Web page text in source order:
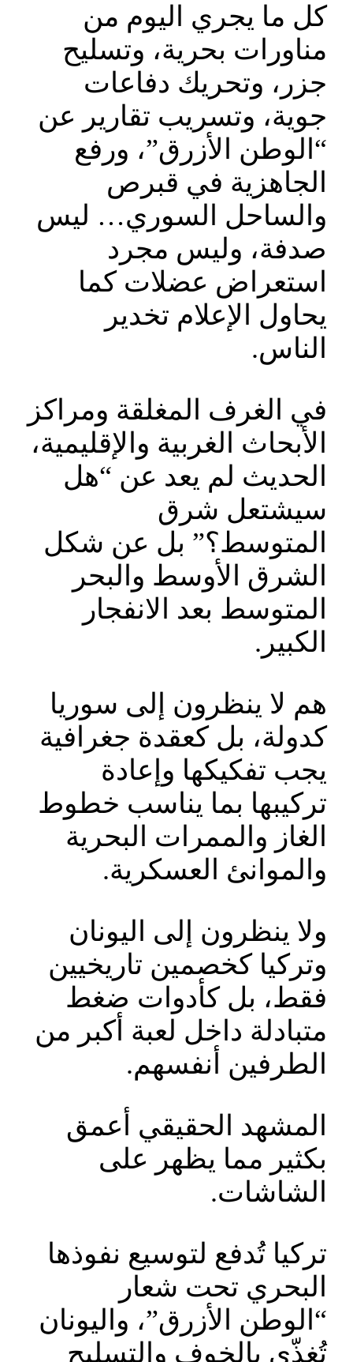
كل ما يجري اليوم من
مناورات بحرية، وتسليح
جزر، وتحريك دفاعات
جوية، وتسريب تقارير عن
“الوطن الأزرق”، ورفع
الجاهزية في قبرص
والساحل السوري… ليس
صدفة، وليس مجرد
استعراض عضلات كما
يحاول الإعلام تخدير
الناس.
في الغرف المغلقة ومراكز
الأبحاث الغربية والإقليمية،
الحديث لم يعد عن “هل
سيشتعل شرق
المتوسط؟” بل عن شكل
الشرق الأوسط والبحر
المتوسط بعد الانفجار
الكبير.
هم لا ينظرون إلى سوريا
كدولة، بل كعقدة جغرافية
يجب تفكيكها وإعادة
تركيبها بما يناسب خطوط
الغاز والممرات البحرية
والموانئ العسكرية.
ولا ينظرون إلى اليونان
وتركيا كخصمين تاريخيين
فقط، بل كأدوات ضغط
متبادلة داخل لعبة أكبر من
الطرفين أنفسهم.
المشهد الحقيقي أعمق
بكثير مما يظهر على
الشاشات.
تركيا تُدفع لتوسيع نفوذها
البحري تحت شعار
“الوطن الأزرق”، واليونان
تُغذّى بالخوف والتسليح